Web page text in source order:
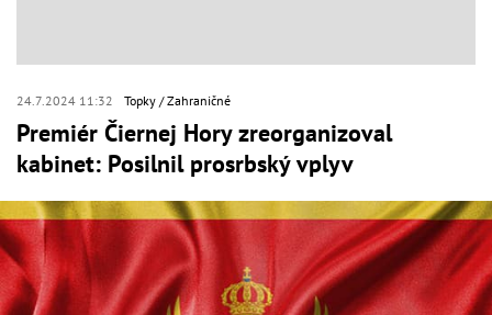
24.7.2024 11:32 Topky Zahraničné
Premiér Čiernej Hory zreorganizoval
kabinet: Posilnil prosrbský vplyv